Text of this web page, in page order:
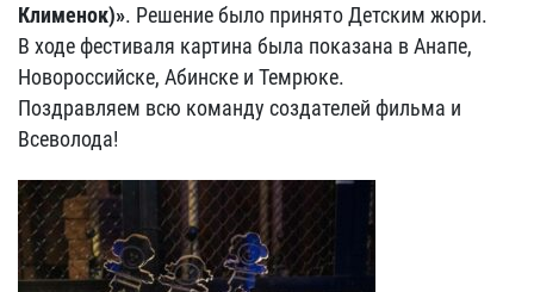
Клименок)». Решение было принято Детским жюри.
В ходе фестиваля картина была показана в Анапе,
Новороссийске, Абинске и Темрюке.
Поздравляем всю команду создателей фильма и
Всеволода!